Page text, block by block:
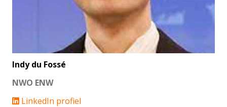
Indy du Fossé
NWO ENW
LinkedIn profiel